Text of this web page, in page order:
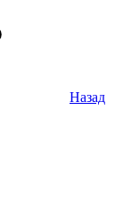
Назад